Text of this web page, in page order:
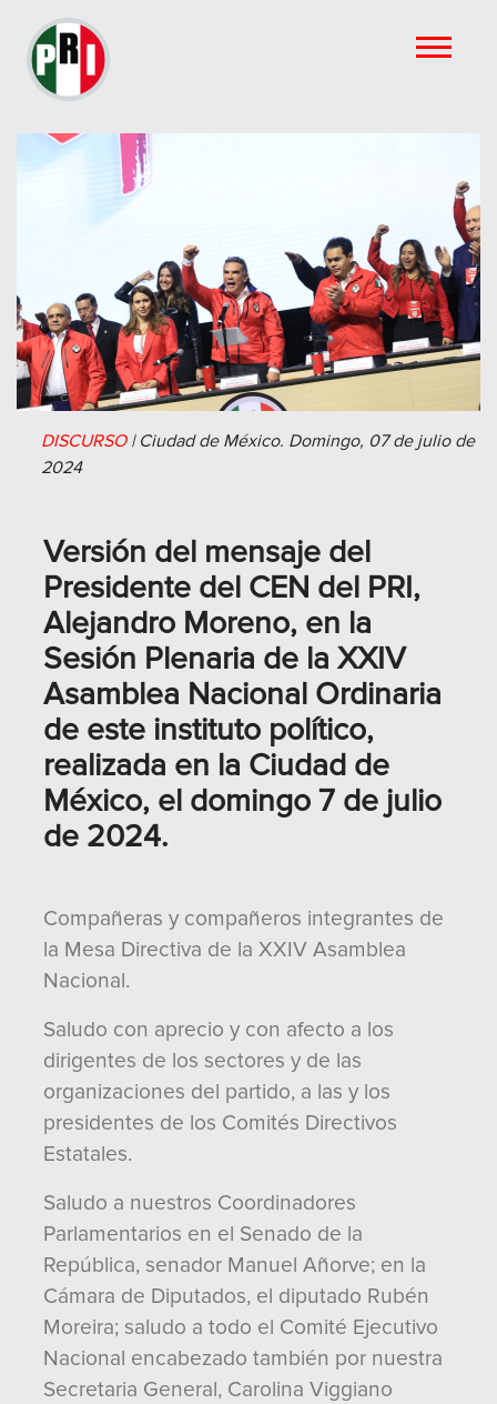
DISCURSO| Ciudad de México. Domingo, 07 de julio de
2024
Versión del mensaje del
Presidente del CEN del PRI,
Alejandro Moreno, en la
Sesión Plenaria de la XXIV
Asamblea Nacional Ordinaria
de este instituto político,
realizada en la Ciudad de
México, el domingo 7 de julio
de 2024.
Compañeras y compañeros integrantes de
la Mesa Directiva de la XXIV Asamblea
Nacional.
Saludo con aprecio y con afecto a los
dirigentes de los sectores y de las
organizaciones del partido, a las y los
presidentes de los Comités Directivos
Estatales.
Saludo a nuestros Coordinadores
Parlamentarios en el Senado de la
República, senador Manuel Añorve; en la
Cámara de Diputados, el diputado Rubén
Moreira; saludo a todo el Comité Ejecutivo
Nacional encabezado también por nuestra
Secretaria General, Carolina Viggiano